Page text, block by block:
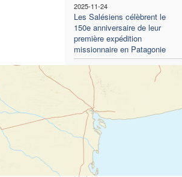
2025-11-24
Les Salésiens célèbrent le
150e anniversaire de leur
première expédition
missionnaire en Patagonie